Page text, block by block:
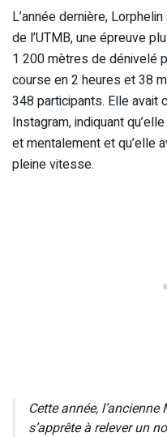
L’année dernière,
de l’UTMB, une épreuve
1 200 mètres de dénivelé
course en 2 heures et 38
348 participants. Elle
Instagram, indiquant
et mentalement et qu’elle
pleine vitesse.
Cette année,
s’apprête à relever un